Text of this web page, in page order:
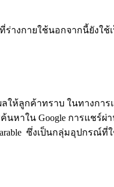
ร่างกายใช้นอกจากนี้ยังใ
ให้ลูกค้าทราบ ในทางการ
หาใน Google การแชร์ผ่า
ซึ่งเป็นกลุ่มอุปกรณ์